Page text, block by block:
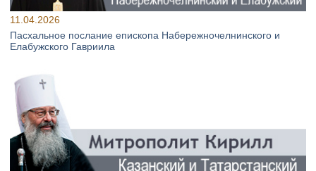
11.04.2026
Пасхальное послание епископа Набережночелнинского и
Елабужского Гавриила